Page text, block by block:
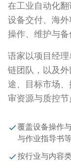
在工业自动化
设备交付、海外
操作、维护与备
语家以项目经
链团队，以及
途、目标市场
审资源与质控节
覆盖设备操作
与作业指导书
按行业与内容